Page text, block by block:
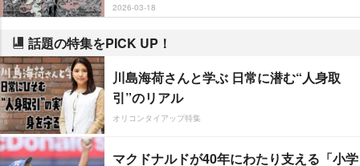
2026-03-18
話題の特集をPICK UP！
川島海荷さんと学ぶ 日常に潜む“人身取
引”のリアル
オリコンタイアップ特集
マクドナルドが40年にわたり支える「小学